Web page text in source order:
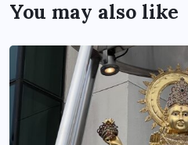
You may also like